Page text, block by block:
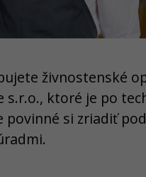
živnostenské
s.r.o., ktoré je po
povinné si zriadiť